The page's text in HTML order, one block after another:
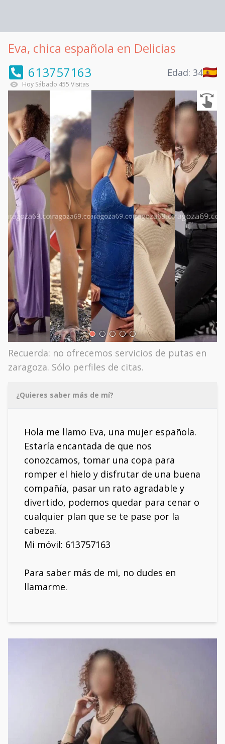
Eva, chica española en Delicias
613757163
Edad: 34
Hoy Sábado 455 Visitas
Recuerda: no ofrecemos servicios de putas en
zaragoza. Sólo perfiles de citas.
¿Quieres saber más de mí?
Hola me llamo Eva, una mujer española.
Estaría encantada de que nos
conozcamos, tomar una copa para
romper el hielo y disfrutar de una buena
compañía, pasar un rato agradable y
divertido, podemos quedar para cenar o
cualquier plan que se te pase por la
cabeza.
Mi móvil: 613757163
Para saber más de mi, no dudes en
llamarme.